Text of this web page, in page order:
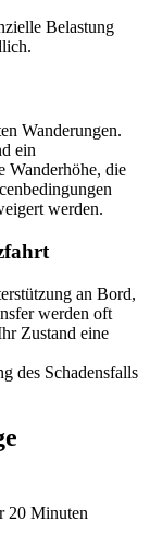
Belastung
Wanderungen.
ein
Wanderhöhe, die
werden.
an Bord,
werden oft
Zustand eine
des Schadensfalls
20 Minuten